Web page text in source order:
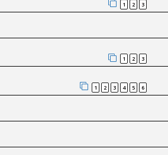
1 2 3
1 2 3
1 2 3 4 5 6